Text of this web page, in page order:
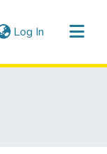
Log In (current)